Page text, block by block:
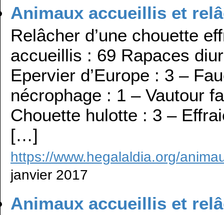
Animaux accueillis et
Relâcher d’une chouette
accueillis : 69 Rapaces
Epervier d’Europe : 3 –
nécrophage : 1 – Vautour
Chouette hulotte : 3 –
[…]
https://www.hegalaldia.org/
janvier 2017
Animaux accueillis et